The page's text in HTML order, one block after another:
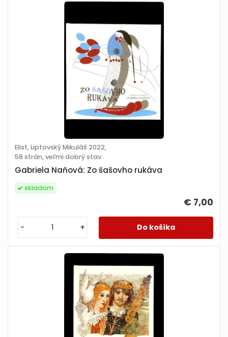
Gabriela Naňová: Zo šašovho rukáva
Elist, Liptovský Mikuláš 2022,
58 strán, veľmi dobrý stav
€ 7,00
skladom
- +